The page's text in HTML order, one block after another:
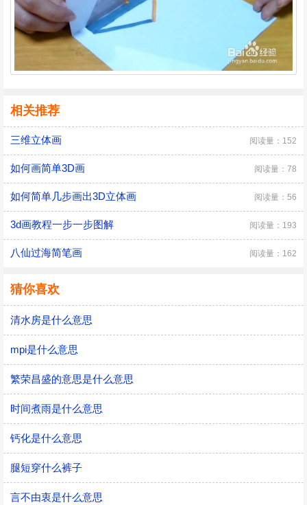
相关推荐
三维立体画 阅读量：152
如何画简单3D画 阅读量：78
如何简单几步画出3D立体画 阅读量：56
3d画教程一步一步图解 阅读量：193
八仙过海简笔画 阅读量：162
猜你喜欢
清水房是什么意思
mpi是什么意思
繁荣昌盛的意思是什么意思
时间煮雨是什么意思
钙化是什么意思
腿短穿什么裤子
言不由衷是什么意思